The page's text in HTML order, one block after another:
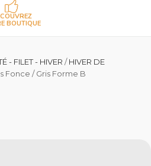
BOUTIQUE
- FILET - HIVER /HIVER DE
Fonce / Gris Forme B